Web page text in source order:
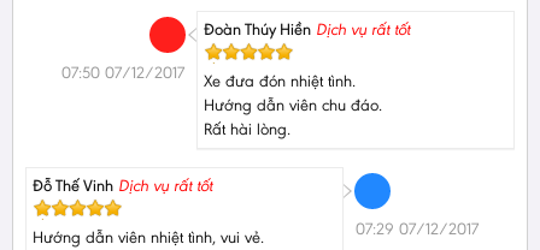
Đoàn Thúy Hiền Dịch vụ rất tốt
Xe đưa đón nhiệt tình.
Hướng dẫn viên chu đáo.
Rất hài lòng.
07:50 07/12/2017
Đỗ Thế Vinh Dịch vụ rất tốt
Hướng dẫn viên nhiệt tình, vui vẻ.
07:29 07/12/2017